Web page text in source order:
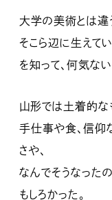
大学の美術とは違
そこら辺に生えて
を知って、何気な
山形では土着的な
手仕事や食、信仰
さや、
なんでそうなった
もしろかった。